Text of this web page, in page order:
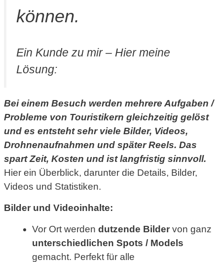
können.
Ein Kunde zu mir – Hier meine
Lösung:
Bei einem Besuch werden mehrere Aufgaben /
Probleme von Touristikern gleichzeitig gelöst
und es entsteht sehr viele Bilder, Videos,
Drohnenaufnahmen und später Reels. Das
spart Zeit, Kosten und ist langfristig sinnvoll.
Hier ein Überblick, darunter die Details, Bilder,
Videos und Statistiken.
Bilder und Videoinhalte:
Vor Ort werden dutzende Bilder von ganz
unterschiedlichen Spots / Models
gemacht. Perfekt für alle